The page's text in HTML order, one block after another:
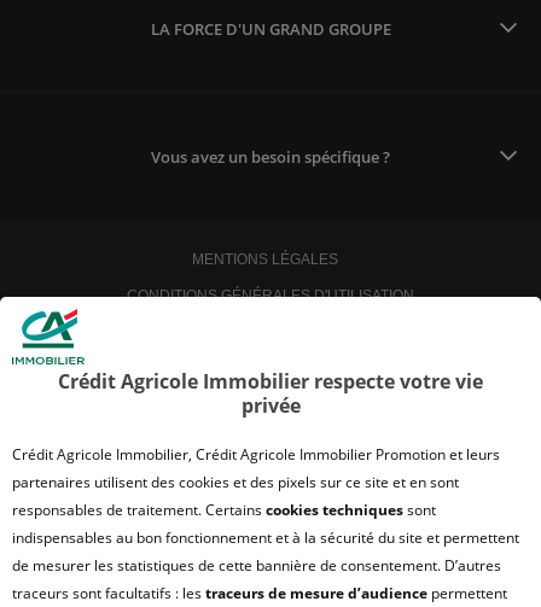
LA FORCE D'UN GRAND GROUPE
Vous avez un besoin spécifique ?
MENTIONS LÉGALES
CONDITIONS GÉNÉRALES D'UTILISATION
SATISFACTION CLIENT
UN PROBLÈME SUR LE SITE ?
PLAN DU SITE
QUI SOMMES NOUS ?
Crédit Agricole Immobilier respecte votre vie
privée
Crédit Agricole Immobilier, Crédit Agricole Immobilier Promotion et leurs
partenaires utilisent des cookies et des pixels sur ce site et en sont
responsables de traitement. Certainscookies techniquessont
indispensables au bon fonctionnement et à la sécurité du site et permettent
de mesurer les statistiques de cette bannière de consentement. D’autres
traceurs sont facultatifs : lestraceurs de mesure d’audience permettent